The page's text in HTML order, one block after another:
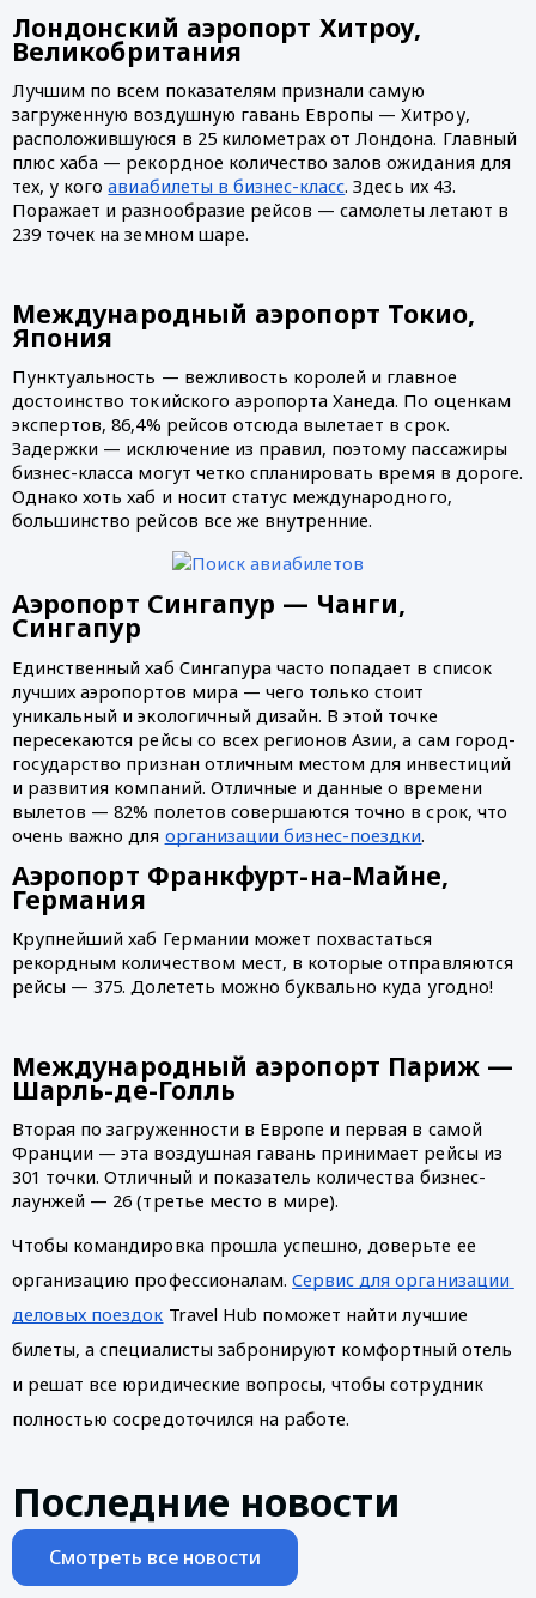
Лондонский аэропорт Хитроу,
Великобритания
Лучшим по всем показателям признали самую
загруженную воздушную гавань Европы — Хитроу,
расположившуюся в 25 километрах от Лондона. Главный
плюс хаба — рекордное количество залов ожидания для
тех, у кого авиабилеты в бизнес-класс. Здесь их 43.
Поражает и разнообразие рейсов — самолеты летают в
239 точек на земном шаре.
Международный аэропорт Токио,
Япония
Пунктуальность — вежливость королей и главное
достоинство токийского аэропорта Ханеда. По оценкам
экспертов, 86,4% рейсов отсюда вылетает в срок.
Задержки — исключение из правил, поэтому пассажиры
бизнес-класса могут четко спланировать время в дороге.
Однако хоть хаб и носит статус международного,
большинство рейсов все же внутренние.
Аэропорт Сингапур — Чанги,
Сингапур
Единственный хаб Сингапура часто попадает в список
лучших аэропортов мира — чего только стоит
уникальный и экологичный дизайн. В этой точке
пересекаются рейсы со всех регионов Азии, а сам город-
государство признан отличным местом для инвестиций
и развития компаний. Отличные и данные о времени
вылетов — 82% полетов совершаются точно в срок, что
очень важно для организации бизнес-поездки.
Аэропорт Франкфурт-на-Майне,
Германия
Крупнейший хаб Германии может похвастаться
рекордным количеством мест, в которые отправляются
рейсы — 375. Долететь можно буквально куда угодно!
Международный аэропорт Париж —
Шарль-де-Голль
Вторая по загруженности в Европе и первая в самой
Франции — эта воздушная гавань принимает рейсы из
301 точки. Отличный и показатель количества бизнес-
лаунжей — 26 (третье место в мире).
Чтобы командировка прошла успешно, доверьте ее
организацию профессионалам. Сервис для организации
деловых поездок Travel Hub поможет найти лучшие
билеты, а специалисты забронируют комфортный отель
и решат все юридические вопросы, чтобы сотрудник
полностью сосредоточился на работе.
Последние новости
Смотреть все новости